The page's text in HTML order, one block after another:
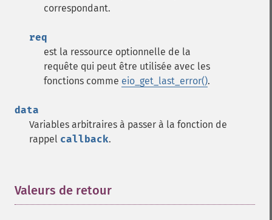
correspondant.
req
est la ressource optionnelle de la
requête qui peut être utilisée avec les
fonctions comme eio_get_last_error().
data
Variables arbitraires à passer à la fonction de
rappel callback.
Valeurs de retour